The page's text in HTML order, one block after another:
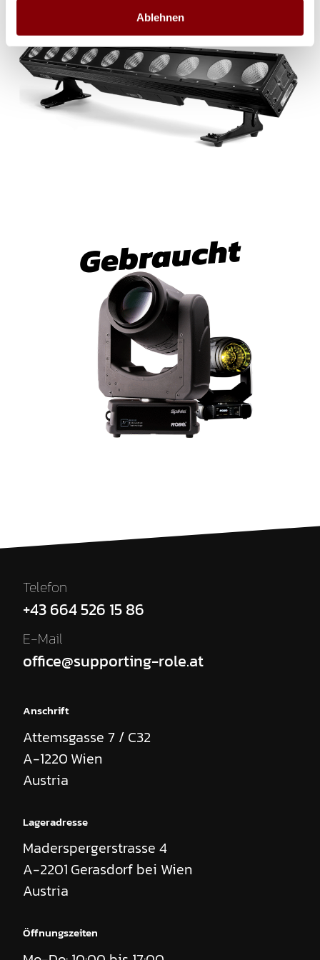
Ablehnen
Gebraucht
Telefon
+43 664 526 15 86
E-Mail
office@supporting-role.at
Anschrift
Attemsgasse 7 / C32
A-1220 Wien
Austria
Lageradresse
Maderspergerstrasse 4
A-2201 Gerasdorf bei Wien
Austria
Öffnungszeiten